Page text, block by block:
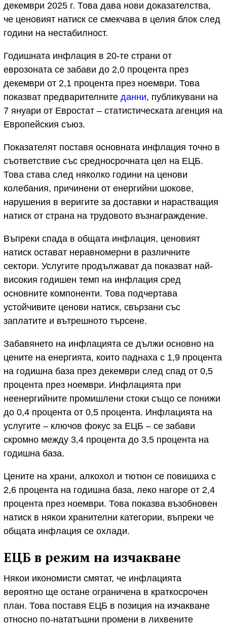
декември 2025 г. Това дава нови доказателства,
че ценовият натиск се смекчава в целия блок след
години на нестабилност.
Годишната инфлация в 20-те страни от
еврозоната се забави до 2,0 процента през
декември от 2,1 процента през ноември. Това
показват предварителните данни, публикувани на
7 януари от Евростат – статистическата агенция на
Европейския съюз.
Показателят поставя основната инфлация точно в
съответствие със средносрочната цел на ЕЦБ.
Това става след няколко години на ценови
колебания, причинени от енергийни шокове,
нарушения в веригите за доставки и нарастващия
натиск от страна на трудовото възнаграждение.
Въпреки спада в общата инфлация, ценовият
натиск остават неравномерни в различните
сектори. Услугите продължават да показват най-
високия годишен темп на инфлация сред
основните компоненти. Това подчертава
устойчивите ценови натиск, свързани със
заплатите и вътрешното търсене.
Забавянето на инфлацията се дължи основно на
цените на енергията, които паднаха с 1,9 процента
на годишна база през декември след спад от 0,5
процента през ноември. Инфлацията при
неенергийните промишлени стоки също се понижи
до 0,4 процента от 0,5 процента. Инфлацията на
услугите – ключов фокус за ЕЦБ – се забави
скромно между 3,4 процента до 3,5 процента на
годишна база.
Цените на храни, алкохол и тютюн се повишиха с
2,6 процента на годишна база, леко нагоре от 2,4
процента през ноември. Това показва възобновен
натиск в някои хранителни категории, въпреки че
общата инфлация се охлади.
ЕЦБ в режим на изчакване
Някои икономисти смятат, че инфлацията
вероятно ще остане ограничена в краткосрочен
план. Това поставя ЕЦБ в позиция на изчакване
относно по-нататъшни промени в лихвените